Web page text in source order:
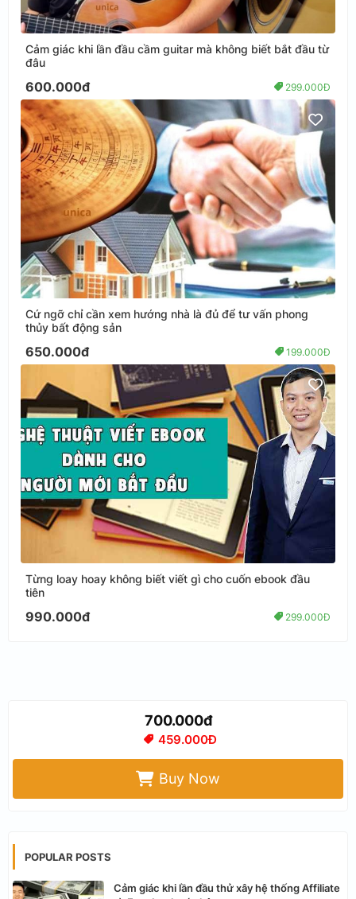
Cảm giác khi lần đầu cầm guitar mà không biết bắt đầu từ
đâu
600.000đ 299.000Đ
Cứ ngỡ chỉ cần xem hướng nhà là đủ để tư vấn phong
thủy bất động sản
650.000đ 199.000Đ
Từng loay hoay không biết viết gì cho cuốn ebook đầu
tiên
990.000đ 299.000Đ
700.000đ
459.000Đ
Buy Now
POPULAR POSTS
Cảm giác khi lần đầu thử xây hệ thống Affiliate